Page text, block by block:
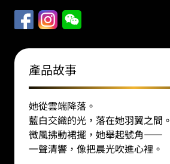
釐
米）
量
產品故事
她從雲端降落。
藍白交織的光，落在她羽翼之間。
微風拂動裙擺，她舉起號角——
一聲清響，像把晨光吹進心裡。